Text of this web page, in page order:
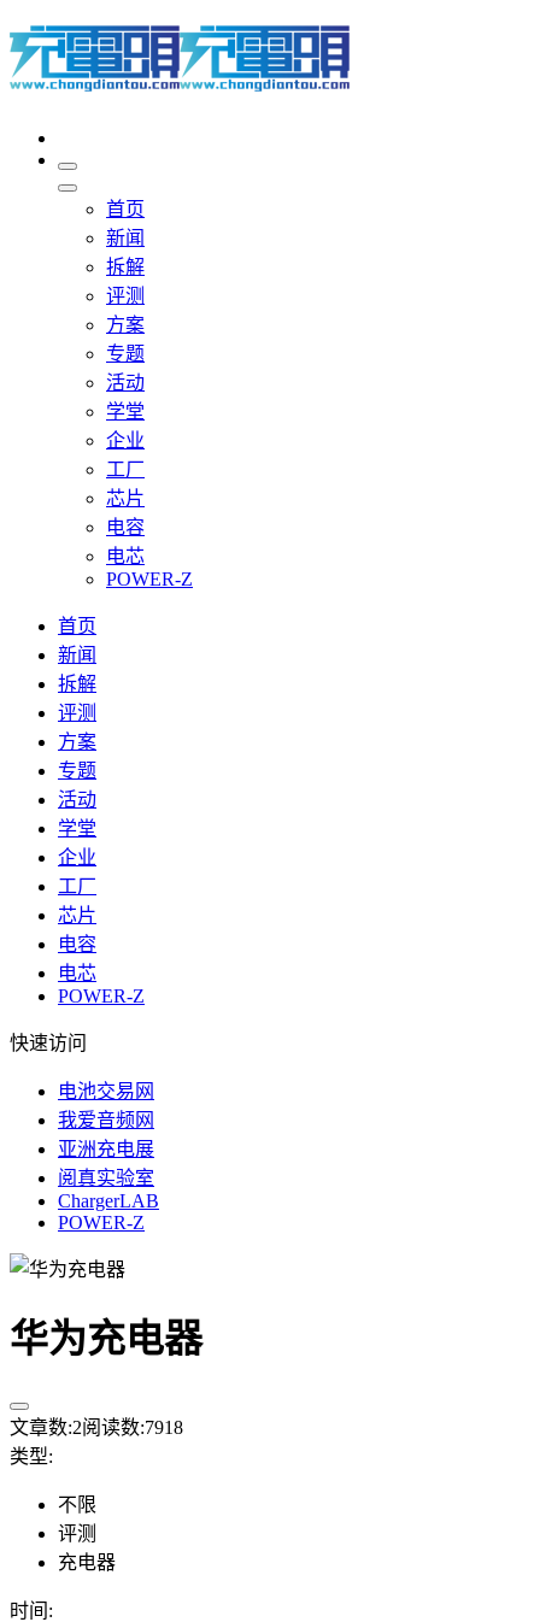
首页
新闻
拆解
评测
方案
专题
活动
学堂
企业
工厂
芯片
电容
电芯
POWER-Z
首页
新闻
拆解
评测
方案
专题
活动
学堂
企业
工厂
芯片
电容
电芯
POWER-Z
快速访问
电池交易网
我爱音频网
亚洲充电展
阅真实验室
ChargerLAB
POWER-Z
华为充电器
文章数:2阅读数:7918
类型:
不限
评测
充电器
时间 :